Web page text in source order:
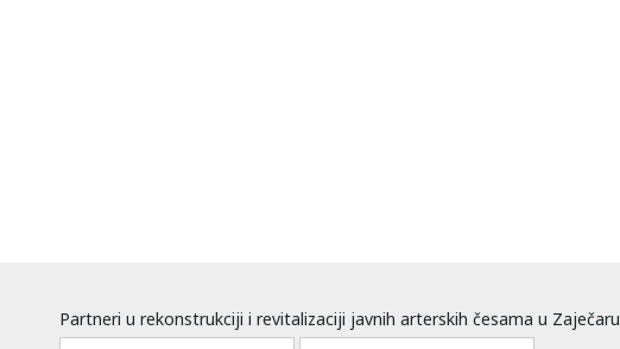
Partneri u rekonstrukciji i revitalizaciji javnih arterskih česama u Zaječaru